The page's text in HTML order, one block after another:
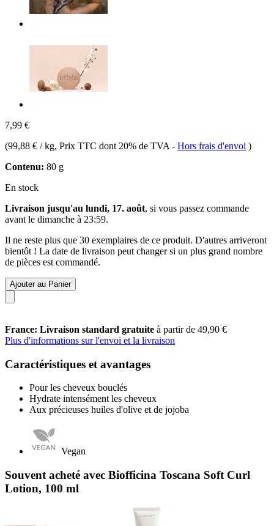
7,99 €
(99,88 € / kg, Prix TTC dont 20% de TVA - Hors frais d'envoi )
Contenu: 80 g
En stock
Livraison jusqu'au lundi, 17. août, si vous passez commande
avant le dimanche à 23:59.
Il ne reste plus que 30 exemplaires de ce produit. D'autres arriveront
bientôt ! La date de livraison peut changer si un plus grand nombre
de pièces est commandé.
Ajouter au Panier
France: Livraison standard gratuite à partir de 49,90 €
Plus d'informations sur l'envoi et la livraison
Caractéristiques et avantages
Pour les cheveux bouclés
Hydrate intensément les cheveux
Aux précieuses huiles d'olive et de jojoba
Vegan
Souvent acheté avec Biofficina Toscana Soft Curl
Lotion, 100 ml